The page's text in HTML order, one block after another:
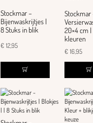
Stockmar –
Bijenwaskrijtjes |
8 Stuks in blik
€ 12,95
Stockmar
20×4 cm |
kleuren
€ 16,95